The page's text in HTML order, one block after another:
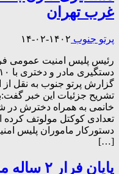
غرب تهران
پرتو جنوب ۱۴۰۲-۰۲-۱۴
رئیس پلیس امنیت عمومی
گزارش پرتو جنوب به نقل
تشریح جزئیات این خبر
خانمی به همراه دخترش در
تعدادی کوکتل مولوتف
دستورکار ماموران پلیس
[…]
پایان